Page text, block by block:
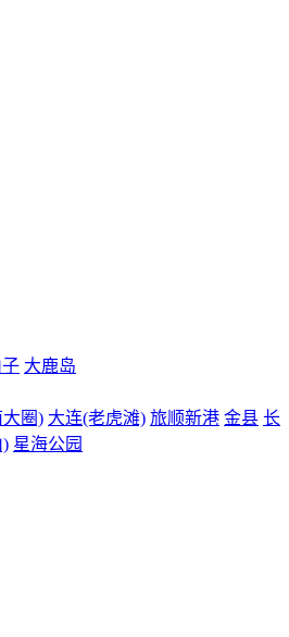
大鹿岛
圈) 大连(老虎滩) 旅顺新港 金县 长
) 星海公园